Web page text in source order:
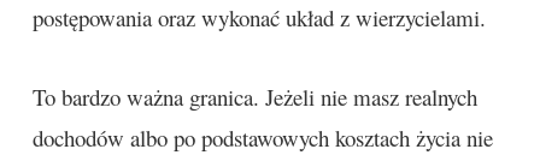
postępowania oraz wykonać układ z wierzycielami.
To bardzo ważna granica. Jeżeli nie masz realnych
dochodów albo po podstawowych kosztach życia nie